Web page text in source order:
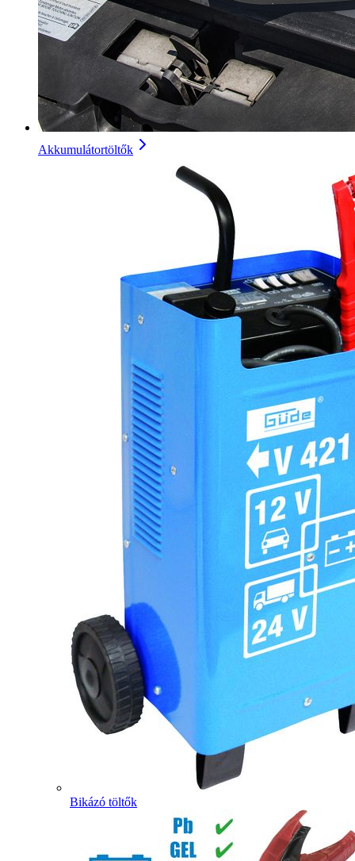
Akkumulátortöltők
Bikázó töltők